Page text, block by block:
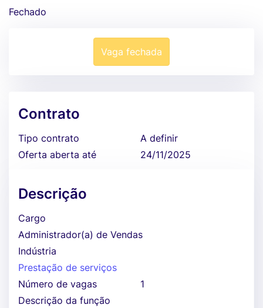
Fechado
Vaga fechada
Contrato
Tipo contrato
A definir
Oferta aberta até
24/11/2025
Descrição
Cargo
Administrador(a) de Vendas
Indústria
Prestação de serviços
Número de vagas
1
Descrição da função